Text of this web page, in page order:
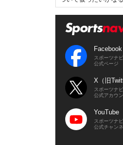
Facebook
スポーツナビ
公式ページ
X（旧
スポーツナビ
公式アカウ
YouTube
スポーツナビ
公式チャン